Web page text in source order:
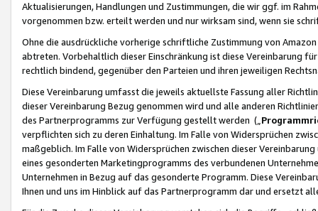
Aktualisierungen, Handlungen und Zustimmungen, die wir ggf. im
vorgenommen bzw. erteilt werden und nur wirksam sind, wenn sie
Ohne die ausdrückliche vorherige schriftliche Zustimmung von
abtreten. Vorbehaltlich dieser Einschränkung ist diese Vereinbarung
rechtlich bindend, gegenüber den Parteien und ihren jeweiligen
Diese Vereinbarung umfasst die jeweils aktuellste Fassung aller
dieser Vereinbarung Bezug genommen wird und alle anderen
des Partnerprogramms zur Verfügung gestellt werden („
verpflichten sich zu deren Einhaltung. Im Falle von Widersprüchen
maßgeblich. Im Falle von Widersprüchen zwischen dieser
eines gesonderten Marketingprogramms des verbundenen
Unternehmen in Bezug auf das gesonderte Programm. Diese
Ihnen und uns im Hinblick auf das Partnerprogramm dar und ersetzt